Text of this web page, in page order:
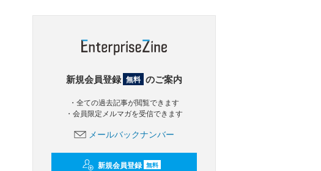
新規会員登録 無料 のご案内
・全ての過去記事が閲覧できます
・会員限定メルマガを受信できます
メールバックナンバー
新規会員登録 無料